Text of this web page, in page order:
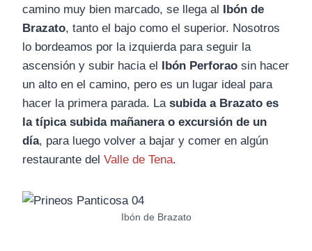
camino muy bien marcado, se llega al Ibón de
Brazato, tanto el bajo como el superior. Nosotros
lo bordeamos por la izquierda para seguir la
ascensión y subir hacia el Ibón Perforao sin hacer
un alto en el camino, pero es un lugar ideal para
hacer la primera parada. La subida a Brazato es
la típica subida mañanera o excursión de un
día, para luego volver a bajar y comer en algún
restaurante del Valle de Tena.
Ibón de Brazato